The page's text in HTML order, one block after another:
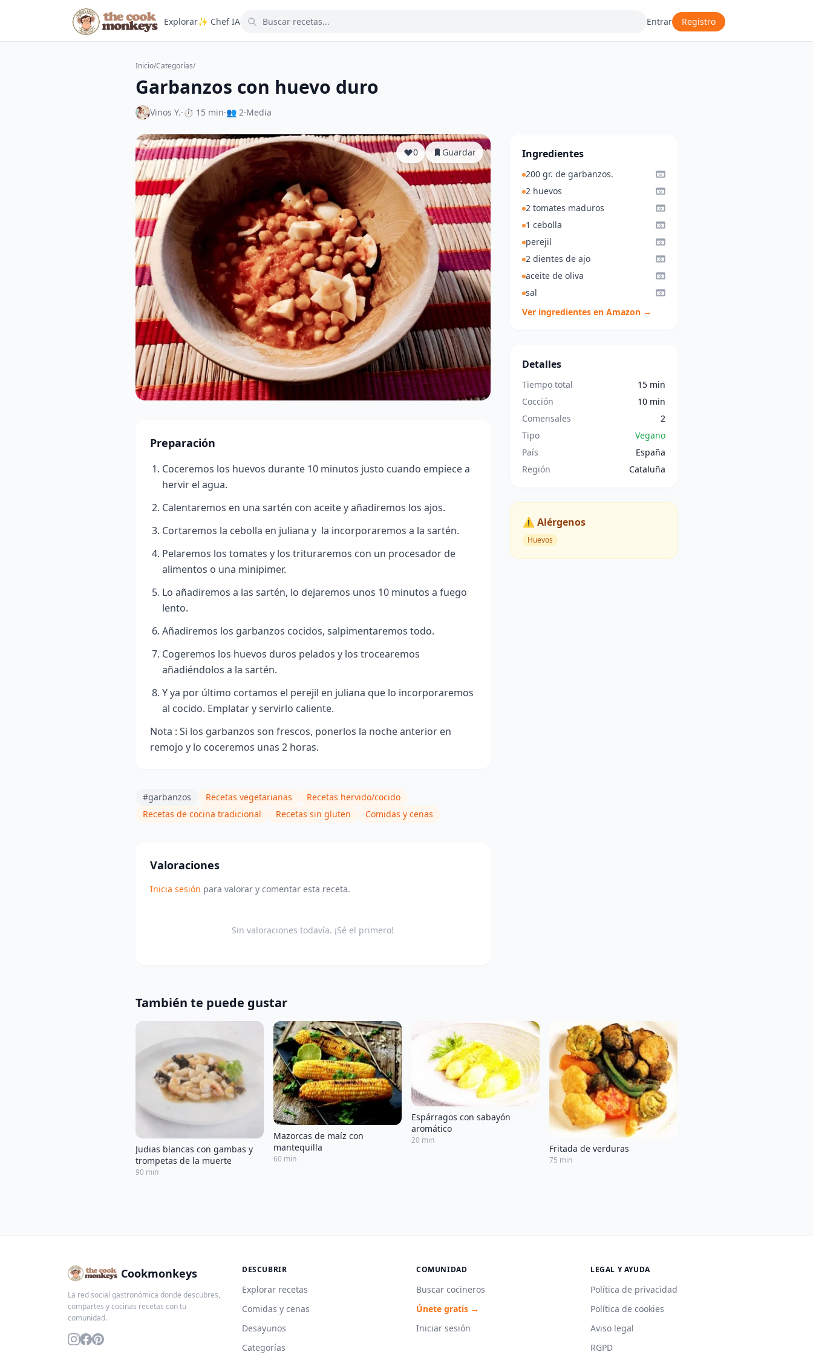
Explorar✨ Chef IA Entrar Registro
Inicio/Categorías/
Garbanzos con huevo duro
Vinos Y.·⏱ 15 min·👥 2·Media
0 Guardar
Preparación
Coceremos los huevos durante 10 minutos justo cuando empiece a
hervir el agua.
Calentaremos en una sartén con aceite y añadiremos los ajos.
Cortaremos la cebolla en juliana y la incorporaremos a la sartén.
Pelaremos los tomates y los trituraremos con un procesador de
alimentos o una minipimer.
Lo añadiremos a las sartén, lo dejaremos unos 10 minutos a fuego
lento.
Añadiremos los garbanzos cocidos, salpimentaremos todo.
Cogeremos los huevos duros pelados y los trocearemos
añadiéndolos a la sartén.
Y ya por último cortamos el perejil en juliana que lo incorporaremos
al cocido. Emplatar y servirlo caliente.
Nota : Si los garbanzos son frescos, ponerlos la noche anterior en
remojo y lo coceremos unas 2 horas.
#garbanzos Recetas vegetarianas
Recetas hervido/cocido
Recetas de cocina tradicional
Recetas sin gluten Comidas y cenas
Valoraciones
Inicia sesión para valorar y comentar esta receta.
Sin valoraciones todavía. ¡Sé el primero!
Ingredientes
200 gr. de garbanzos.
2 huevos
2 tomates maduros
1 cebolla
perejil
2 dientes de ajo
aceite de oliva
sal
Ver ingredientes en Amazon →
Detalles
Tiempo total
15 min
Cocción
10 min
Comensales
2
Tipo
Vegano
País
España
Región
Cataluña
⚠️ Alérgenos
Huevos
También te puede gustar
Judias blancas con gambas y
trompetas de la muerte
90 min
Mazorcas de maíz con
mantequilla
60 min
Espárragos con sabayón
aromático
20 min
Fritada de verduras
75 min
Cookmonkeys
La red social gastronómica donde descubres,
compartes y cocinas recetas con tu
comunidad.
DESCUBRIR
Explorar recetas
Comidas y cenas
Desayunos
Categorías
COMUNIDAD
Buscar cocineros
Únete gratis →
Iniciar sesión
LEGAL Y AYUDA
Política de privacidad
Política de cookies
Aviso legal
RGPD